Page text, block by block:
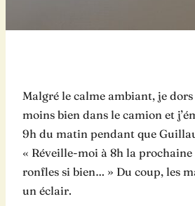
Malgré le calme ambiant, je
moins bien dans le camion et
9h du matin pendant que
« Réveille-moi à 8h la prochaine
ronfles si bien… » Du coup, les
un éclair.